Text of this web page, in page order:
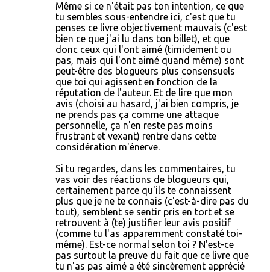
Même si ce n'était pas ton intention, ce que
tu sembles sous-entendre ici, c'est que tu
penses ce livre objectivement mauvais (c'est
bien ce que j'ai lu dans ton billet), et que
donc ceux qui l'ont aimé (timidement ou
pas, mais qui l'ont aimé quand même) sont
peut-être des blogueurs plus consensuels
que toi qui agissent en fonction de la
réputation de l'auteur. Et de lire que mon
avis (choisi au hasard, j'ai bien compris, je
ne prends pas ça comme une attaque
personnelle, ça n'en reste pas moins
frustrant et vexant) rentre dans cette
considération m'énerve.
Si tu regardes, dans les commentaires, tu
vas voir des réactions de blogueurs qui,
certainement parce qu'ils te connaissent
plus que je ne te connais (c'est-à-dire pas du
tout), semblent se sentir pris en tort et se
retrouvent à (te) justifier leur avis positif
(comme tu l'as apparemment constaté toi-
même). Est-ce normal selon toi ? N'est-ce
pas surtout la preuve du fait que ce livre que
tu n'as pas aimé a été sincèrement apprécié